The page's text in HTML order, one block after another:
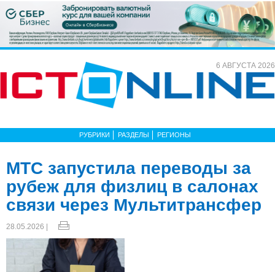
6 АВГУСТА 2026
РУБРИКИ РАЗДЕЛЫ РЕГИОНЫ
МТС запустила переводы за
рубеж для физлиц в салонах
связи через Мультитрансфер
28.05.2026 |